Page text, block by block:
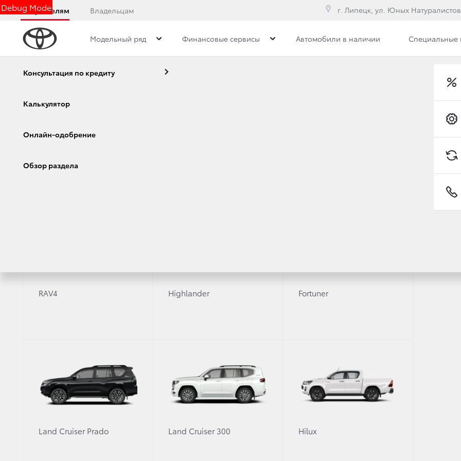
Debug Mode
Покупателям Владельцам г. Липецк, ул. Юных
Модельный ряд
RAV4 Highlander Fortuner
Land Cruiser Prado Land Cruiser 300 Hilux
Финансовые сервисы
Консультация по кредиту
Калькулятор
Онлайн-одобрение
Обзор раздела
Автомобили в наличии Специальные
Обзор Фото Комплектации
Оставьте заявку, и мы свяжемся с вами для уточнения деталей